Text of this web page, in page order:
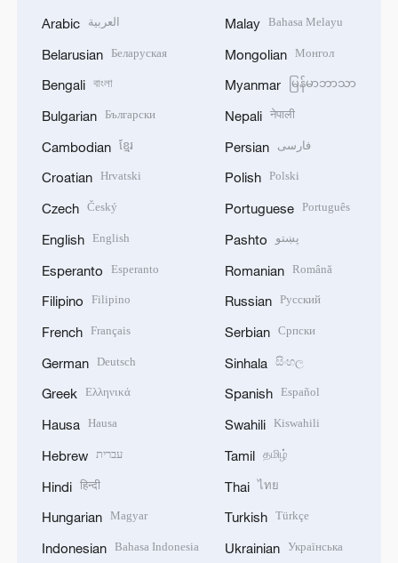
Arabic العربية
Belarusian Беларуская
Bengali বাংলা
Bulgarian Български
Cambodian ខ្មែរ
Croatian Hrvatski
Czech Český
English English
Esperanto Esperanto
Filipino Filipino
French Français
German Deutsch
Greek Ελληνικά
Hausa Hausa
Hebrew עברית
Hindi हिन्दी
Hungarian Magyar
Indonesian Bahasa Indonesia
Malay Bahasa Melayu
Mongolian Монгол
Myanmar မြန်မာဘာသာ
Nepali नेपाली
Persian فارسی
Polish Polski
Portuguese Português
Pashto پښتو
Romanian Română
Russian Русский
Serbian Српски
Sinhala සිංහල
Spanish Español
Swahili Kiswahili
Tamil தமிழ்
Thai ไทย
Turkish Türkçe
Ukrainian Українська